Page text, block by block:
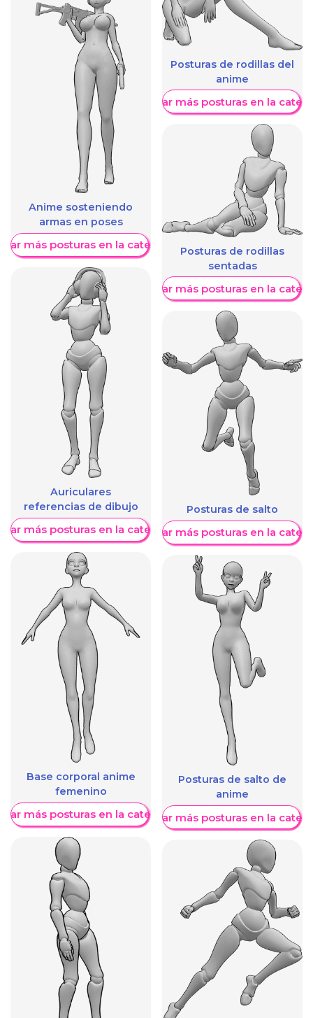
Anime sosteniendo
armas en poses
más posturas en la categoría
Auriculares
referencias de dibujo
más posturas en la categoría
Base corporal anime
femenino
más posturas en la categoría
Posturas de rodillas del
anime
Mostrar más posturas en la
Posturas de rodillas
sentadas
Mostrar más posturas en la
Posturas de salto
Mostrar más posturas en la
Posturas de salto de
anime
Mostrar más posturas en la